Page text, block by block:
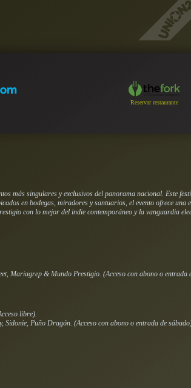
Reservar restaurante
más singulares y exclusivos del panorama nacional. Este
en bodegas, miradores y santuarios, el evento ofrece
con lo mejor del indie contemporáneo y la vanguardia
Mariagrep & Mundo Prestigio. (Acceso con abono o entrada
libre).
Sidonie, Puño Dragón. (Acceso con abono o entrada de